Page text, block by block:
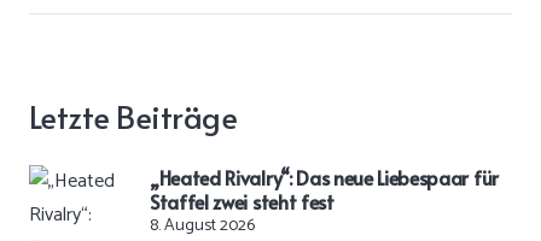
Letzte Beiträge
„Heated Rivalry“: Das neue Liebespaar für
Staffel zwei steht fest
8. August 2026